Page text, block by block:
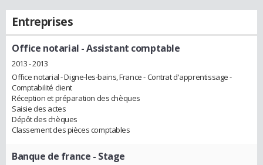
Entreprises
Office notarial - Assistant comptable
2013 - 2013
Office notarial - Digne-les-bains, France - Contrat d'apprentissage -
Comptabilité client
Réception et préparation des chèques
Saisie des actes
Dépôt des chèques
Classement des pièces comptables
Banque de france - Stage